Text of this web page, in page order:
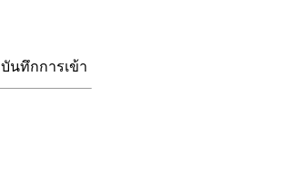
บันทึกการเข้า